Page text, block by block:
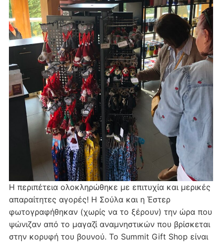
Η περιπέτεια ολοκληρώθηκε με επιτυχία και μερικές
απαραίτητες αγορές! Η Σούλα και η Έστερ
φωτογραφήθηκαν (χωρίς να το ξέρουν) την ώρα που
ψώνιζαν από το μαγαζί αναμνηστικών που βρίσκεται
στην κορυφή του βουνού. Το Summit Gift Shop είναι